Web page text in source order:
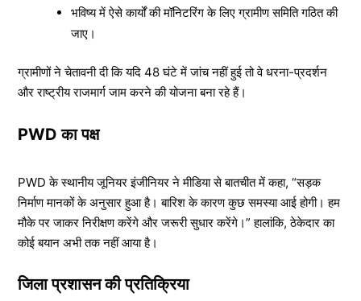
भविष्य में ऐसे कार्यों की मॉनिटरिंग के लिए ग्रामीण समिति गठित की
जाए।
ग्रामीणों ने चेतावनी दी कि यदि 48 घंटे में जांच नहीं हुई तो वे धरना-प्रदर्शन
और राष्ट्रीय राजमार्ग जाम करने की योजना बना रहे हैं।
PWD का पक्ष
PWD के स्थानीय जूनियर इंजीनियर ने मीडिया से बातचीत में कहा, “सड़क
निर्माण मानकों के अनुसार हुआ है। बारिश के कारण कुछ समस्या आई होगी। हम
मौके पर जाकर निरीक्षण करेंगे और जरूरी सुधार करेंगे।” हालांकि, ठेकेदार का
कोई बयान अभी तक नहीं आया है।
जिला प्रशासन की प्रतिक्रिया